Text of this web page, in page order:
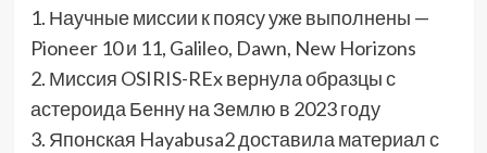
1. Научные миссии к поясу уже выполнены —
Pioneer 10 и 11, Galileo, Dawn, New Horizons
2. Миссия OSIRIS-REx вернула образцы с
астероида Бенну на Землю в 2023 году
3. Японская Hayabusa2 доставила материал с